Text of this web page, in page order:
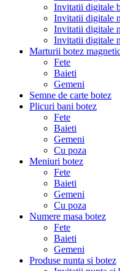
Invitatii digitale
Invitatii digitale
Invitatii digitale
Invitatii digitale
Marturii botez
Fete
Baieti
Gemeni
Semne de carte botez
Plicuri bani botez
Fete
Baieti
Gemeni
Cu poza
Meniuri botez
Fete
Baieti
Gemeni
Cu poza
Numere masa botez
Fete
Baieti
Gemeni
Produse nunta si botez